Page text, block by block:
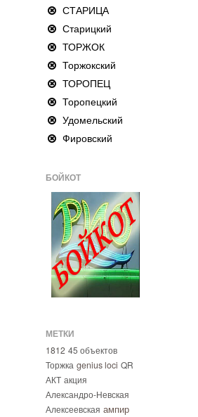
СТАРИЦА
Старицкий
ТОРЖОК
Торжокский
ТОРОПЕЦ
Торопецкий
Удомельский
Фировский
БОЙКОТ
МЕТКИ
1812 45 объектов
Торжка genius loci QR
АКТ акция
Александро-Невская
Алексеевская ампир